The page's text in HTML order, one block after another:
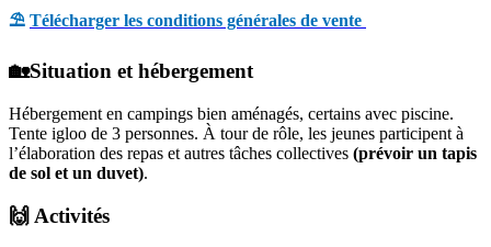
⛱️ Télécharger les conditions générales de vente
🏡Situation et hébergement
Hébergement en campings bien aménagés, certains avec piscine.
Tente igloo de 3 personnes. À tour de rôle, les jeunes participent à
l’élaboration des repas et autres tâches collectives (prévoir un tapis
de sol et un duvet).
🙌 Activités